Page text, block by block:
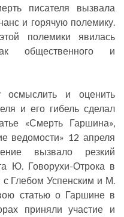
писателя вызвала
и горячую полемику.
полемики явилась
общественного и
осмыслить и оценить
и его гибель сделал
«Смерть Гаршина»,
ведомости» 12 апреля
вызвало резкий
Ю. Говорухи-Отрока в
Глебом Успенским и М.
статью о Гаршине в
приняли участие и